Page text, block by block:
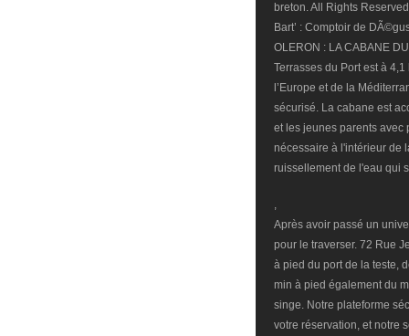
breton. All Rights
Bart’ : Comptoir de
OLERON : LA CABANE
Terrasses du Port est à
l’Europe et de la
sécurisé. La cabane est
et les jeunes parents avec
nécessaire à l'intérieur de
ruissellement de l'eau qui
,
Après avoir passé un
pour le traverser. 72 Rue
à pied du port de la teste,
min à pied également du
singe. Notre plateforme
votre réservation, et notre